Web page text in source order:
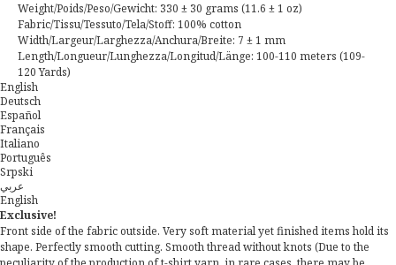
Weight/Poids/Peso/Gewicht: 330 ± 30 grams (11.6 ± 1 oz)
Fabric/Tissu/Tessuto/Tela/Stoff: 100% cotton
Width/Largeur/Larghezza/Anchura/Breite: 7 ± 1 mm
Length/Longueur/Lunghezza/Longitud/Länge: 100-110 meters (109-
120 Yards)
English
Deutsch
Español
Français
Italiano
Português
Srpski
عربي
English
Exclusive!
Front side of the fabric outside. Very soft material yet finished items hold its
shape. Perfectly smooth cutting. Smooth thread without knots (Due to the